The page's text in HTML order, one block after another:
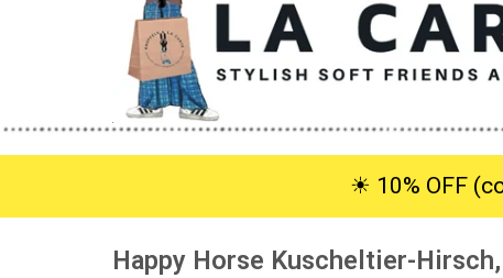
☀︎ 10% OFF
Happy Horse Kuscheltier-